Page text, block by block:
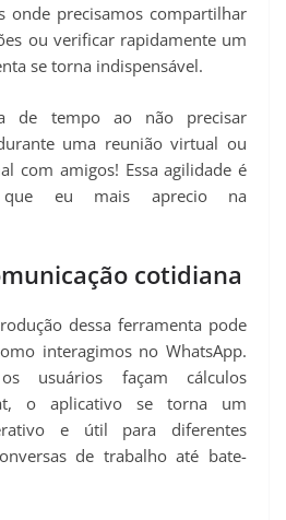
onde precisamos compartilhar
ou verificar rapidamente um
se torna indispensável.
de tempo ao não precisar
uma reunião virtual ou
com amigos! Essa agilidade é
eu mais aprecio na
cotidiana
dessa ferramenta pode
interagimos no WhatsApp.
usuários façam cálculos
o aplicativo se torna um
e útil para diferentes
de trabalho até bate-